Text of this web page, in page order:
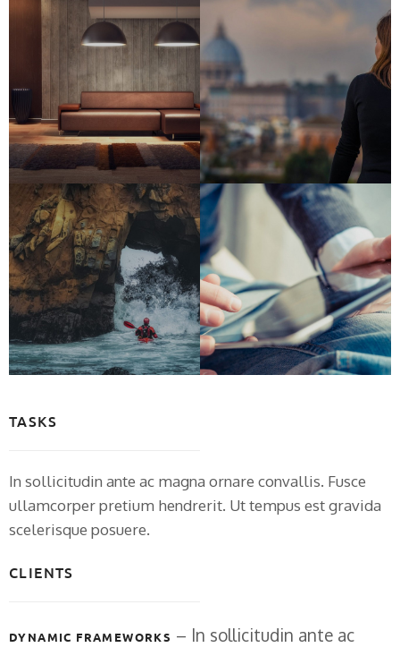
TASKS
In sollicitudin ante ac magna ornare convallis. Fusce
ullamcorper pretium hendrerit. Ut tempus est gravida
scelerisque posuere.
CLIENTS
DYNAMIC FRAMEWORKS – In sollicitudin ante ac